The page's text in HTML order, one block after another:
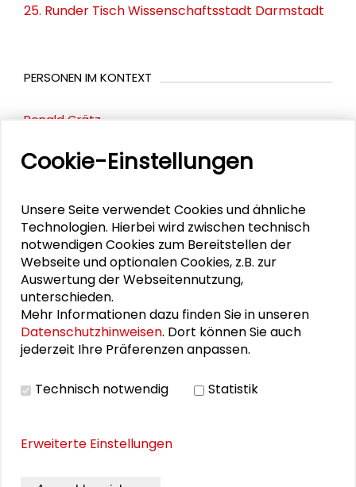
25. Runder Tisch Wissenschaftsstadt Darmstadt
PERSONEN IM KONTEXT
Ronald Grätz
Rainer Hermann
Stephan Stetter
Joachim Rücker
DOWNLOADS
Stabilitätspartnerschaft (PDF)
Cookie-Einstellungen
Unsere Seite verwendet Cookies und ähnliche
Technologien. Hierbei wird zwischen technisch
notwendigen Cookies zum Bereitstellen der
Webseite und optionalen Cookies, z.B. zur
Auswertung der Webseitennutzung,
unterschieden.
Mehr Informationen dazu finden Sie in unseren
Datenschutzhinweisen. Dort können Sie auch
jederzeit Ihre Präferenzen anpassen.
Technisch notwendig Statistik
Erweiterte Einstellungen